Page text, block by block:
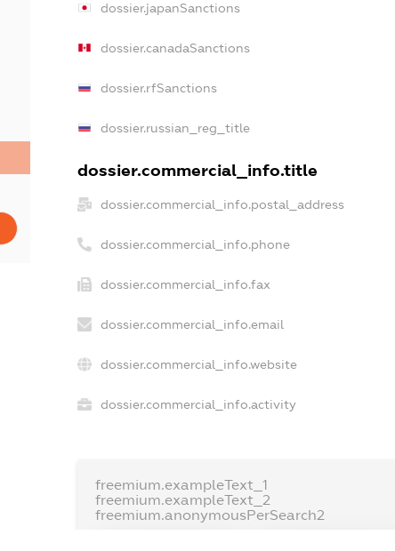
dossier.japanSanctions
dossier.canadaSanctions
dossier.rfSanctions
dossier.russian_reg_title
dossier.commercial_info.title
dossier.commercial_info.postal_address
dossier.commercial_info.phone
dossier.commercial_info.fax
dossier.commercial_info.email
dossier.commercial_info.website
dossier.commercial_info.activity
freemium.exampleText_1
freemium.exampleText_2
freemium.anonymousPerSearch2